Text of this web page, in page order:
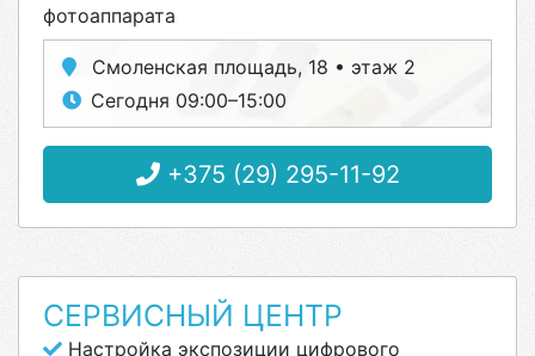
фотоаппарата
Смоленская площадь, 18 • этаж 2
Сегодня 09:00–15:00
+375 (29) 295-11-92
СЕРВИСНЫЙ ЦЕНТР
Настройка экспозиции цифрового